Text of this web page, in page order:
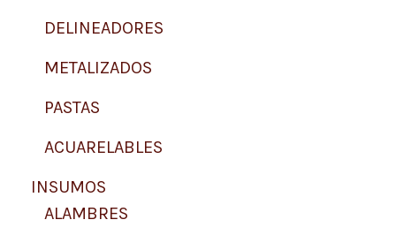
DELINEADORES
METALIZADOS
PASTAS
ACUARELABLES
INSUMOS
ALAMBRES